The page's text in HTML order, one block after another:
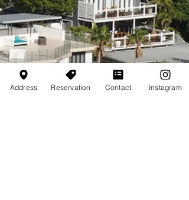
Address Reservation Contact Instagram